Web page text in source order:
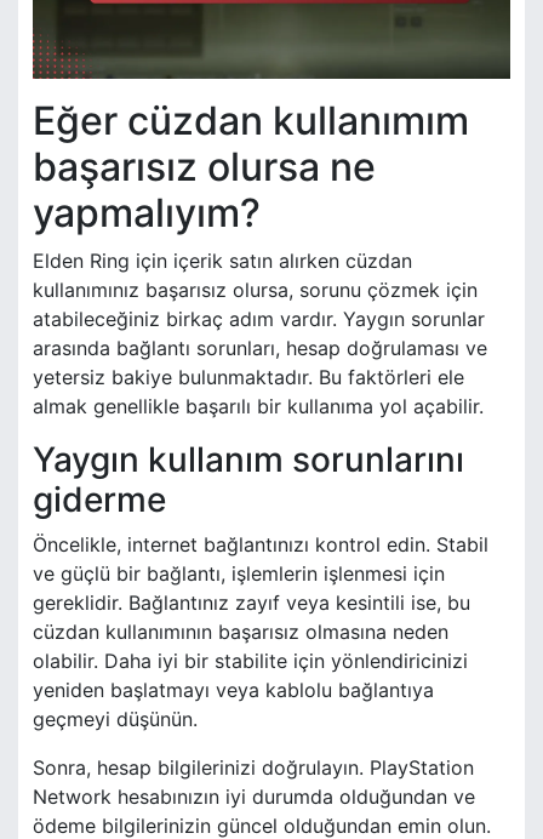
Eğer cüzdan kullanımım
başarısız olursa ne
yapmalıyım?
Elden Ring için içerik satın alırken cüzdan
kullanımınız başarısız olursa, sorunu çözmek için
atabileceğiniz birkaç adım vardır. Yaygın sorunlar
arasında bağlantı sorunları, hesap doğrulaması ve
yetersiz bakiye bulunmaktadır. Bu faktörleri ele
almak genellikle başarılı bir kullanıma yol açabilir.
Yaygın kullanım sorunlarını
giderme
Öncelikle, internet bağlantınızı kontrol edin. Stabil
ve güçlü bir bağlantı, işlemlerin işlenmesi için
gereklidir. Bağlantınız zayıf veya kesintili ise, bu
cüzdan kullanımının başarısız olmasına neden
olabilir. Daha iyi bir stabilite için yönlendiricinizi
yeniden başlatmayı veya kablolu bağlantıya
geçmeyi düşünün.
Sonra, hesap bilgilerinizi doğrulayın. PlayStation
Network hesabınızın iyi durumda olduğundan ve
ödeme bilgilerinizin güncel olduğundan emin olun.